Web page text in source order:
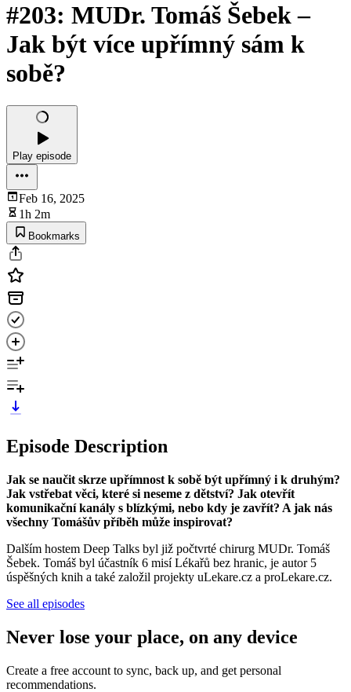
#203: MUDr. Tomáš Šebek –
Jak být více upřímný sám k
sobě?
Play episode
Feb 16, 2025
1h 2m
Bookmarks
Episode Description
Jak se naučit skrze upřímnost k sobě být upřímný i k druhým?
Jak vstřebat věci, které si neseme z dětství? Jak otevřít
komunikační kanály s blízkými, nebo kdy je zavřít? A jak nás
všechny Tomášův příběh může inspirovat?
Dalším hostem Deep Talks byl již počtvrté chirurg MUDr. Tomáš
Šebek. Tomáš byl účastník 6 misí Lékařů bez hranic, je autor 5
úspěšných knih a také založil projekty uLekare.cz a proLekare.cz.
See all episodes
Never lose your place, on any device
Create a free account to sync, back up, and get personal
recommendations.